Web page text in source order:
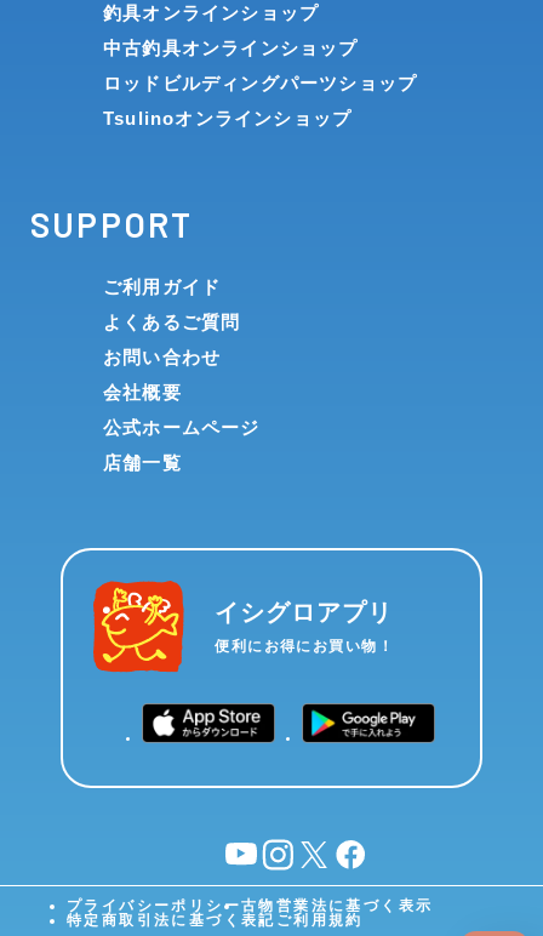
釣具オンラインショップ
中古釣具オンラインショップ
ロッドビルディングパーツショップ
Tsulinoオンラインショップ
SUPPORT
ご利用ガイド
よくあるご質問
お問い合わせ
会社概要
公式ホームページ
店舗一覧
イシグロアプリ
便利にお得にお買い物！
YouTubeinstagram
X facebook
プライバシーポリシー古物営業法に基づく表示
特定商取引法に基づく表記 ご利用規約